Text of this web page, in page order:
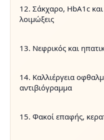
12. Σάκχαρο, HbA1c
λοιμώξεις
13. Νεφρικός και
14. Καλλιέργεια
αντιβιόγραμμα
15. Φακοί επαφής,